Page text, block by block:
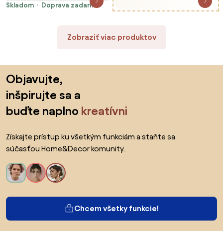
Skladom
Doprava zadarmo
Zobraziť viac produktov
Objavujte,
inšpirujte sa a
buďte naplno kreatívni
Získajte prístup ku všetkým funkciám a staňte sa
súčasťou Home&Decor komunity.
Chcem všetky funkcie!